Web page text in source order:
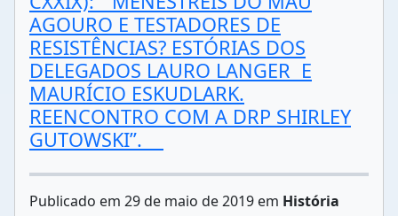
AGOURO E TESTADORES DE
RESISTÊNCIAS? ESTÓRIAS DOS
DELEGADOS LAURO LANGER E
MAURÍCIO ESKUDLARK.
REENCONTRO COM A DRP SHIRLEY
GUTOWSKI”.
Publicado em 29 de maio de 2019 em História